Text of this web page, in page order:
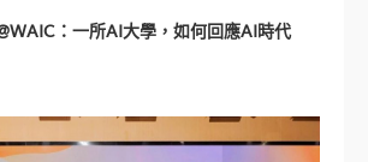
：一所AI大學，如何回應AI時代